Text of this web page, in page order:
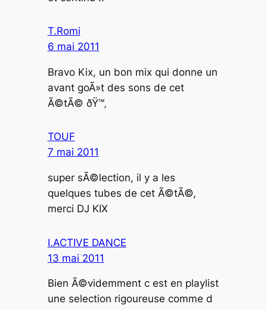
T.Romi
6 mai 2011
Bravo Kix, un bon mix qui donne un
avant goÃ»t des sons de cet
Ã©tÃ© ðŸ™‚
TOUF
7 mai 2011
super sÃ©lection, il y a les
quelques tubes de cet Ã©tÃ©,
merci DJ KIX
I.ACTIVE DANCE
13 mai 2011
Bien Ã©videmment c est en playlist
une selection rigoureuse comme d